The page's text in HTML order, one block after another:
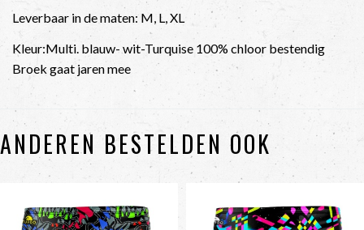
Leverbaar in de maten: M, L, XL
Kleur:Multi. blauw- wit-Turquise 100% chloor bestendig
Broek gaat jaren mee
ANDEREN BESTELDEN OOK